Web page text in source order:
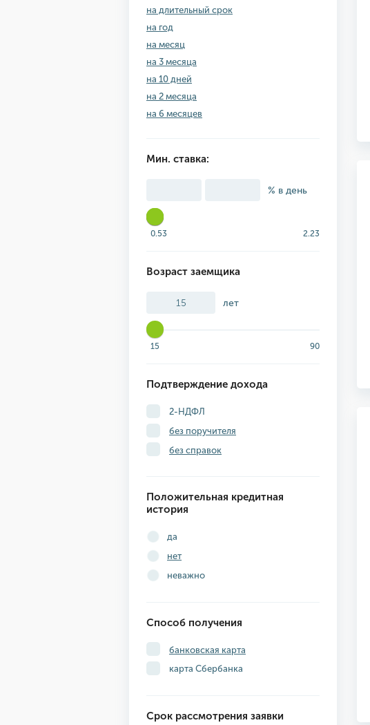
на длительный срок
на год
на месяц
на 3 месяца
на 10 дней
на 2 месяца
на 6 месяцев
Мин. ставка:
% в день
0.53 2.23
Возраст заемщика
лет
15 90
Подтверждение дохода
2-НДФЛ
без поручителя
без справок
Положительная кредитная
история
да
нет
неважно
Способ получения
банковская карта
карта Сбербанка
Срок рассмотрения заявки